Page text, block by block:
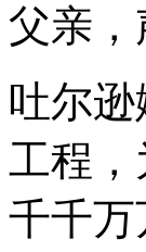
父亲
吐尔
工程，
千千